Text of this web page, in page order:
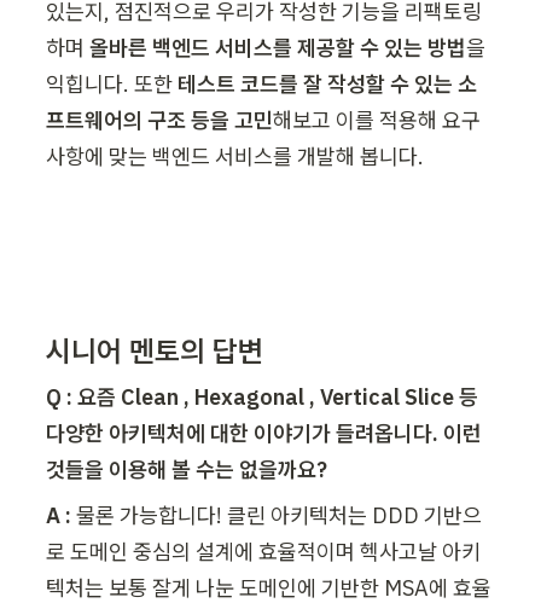
있는지, 점진적으로 우리가 작성한 기능을 리팩토링
하며 올바른 백엔드 서비스를 제공할 수 있는 방법을
익힙니다. 또한 테스트 코드를 잘 작성할 수 있는 소
프트웨어의 구조 등을 고민해보고 이를 적용해 요구
사항에 맞는 백엔드 서비스를 개발해 봅니다.
시니어 멘토의 답변
Q : 요즘 Clean , Hexagonal , Vertical Slice 등
다양한 아키텍처에 대한 이야기가 들려옵니다. 이런
것들을 이용해 볼 수는 없을까요?
A : 물론 가능합니다! 클린 아키텍처는 DDD 기반으
로 도메인 중심의 설계에 효율적이며 헥사고날 아키
텍처는 보통 잘게 나눈 도메인에 기반한 MSA에 효율